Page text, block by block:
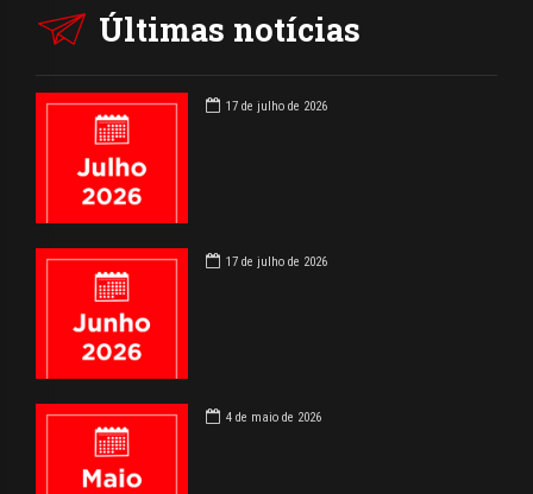
Últimas notícias
17 de julho de 2026
17 de julho de 2026
4 de maio de 2026